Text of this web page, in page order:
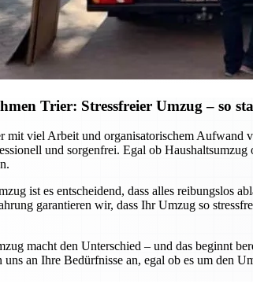
Trier: Stressfreier Umzug – so
mit viel Arbeit und organisatorischem Aufwand
und sorgenfrei. Egal ob
ist es entscheidend, dass alles reibungslos
garantieren wir, dass Ihr Umzug so
macht den Unterschied – und das beginnt
uns an Ihre Bedürfnisse an, egal ob es um den